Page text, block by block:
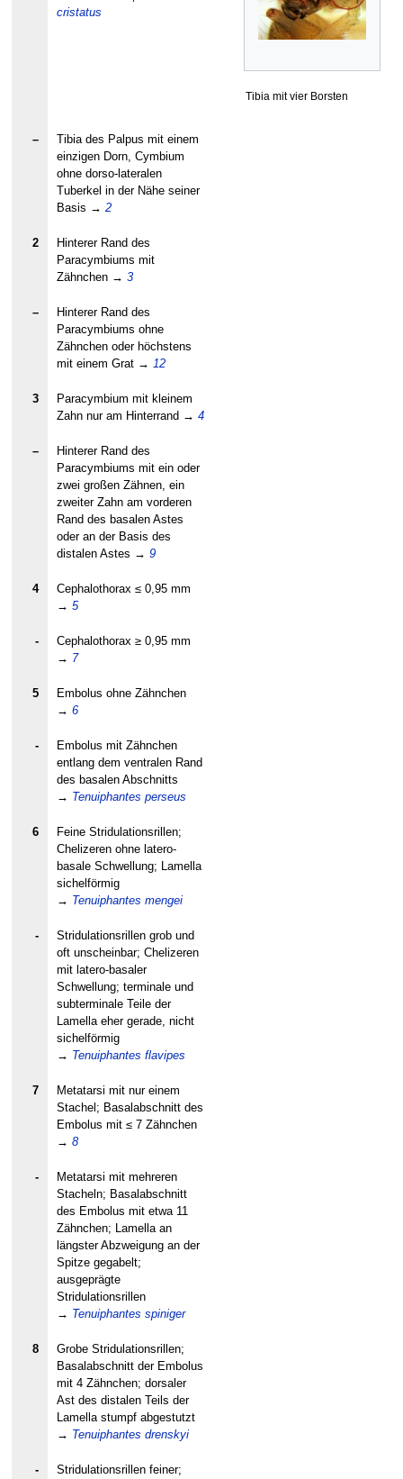
cristatus
Tibia mit vier Borsten
–
Tibia des Palpus mit einem
einzigen Dorn, Cymbium
ohne dorso-lateralen
Tuberkel in der Nähe seiner
Basis → 2
2
Hinterer Rand des
Paracymbiums mit
Zähnchen → 3
–
Hinterer Rand des
Paracymbiums ohne
Zähnchen oder höchstens
mit einem Grat → 12
3
Paracymbium mit kleinem
Zahn nur am Hinterrand → 4
–
Hinterer Rand des
Paracymbiums mit ein oder
zwei großen Zähnen, ein
zweiter Zahn am vorderen
Rand des basalen Astes
oder an der Basis des
distalen Astes → 9
4
Cephalothorax ≤ 0,95 mm
→ 5
-
Cephalothorax ≥ 0,95 mm
→ 7
5
Embolus ohne Zähnchen
→ 6
-
Embolus mit Zähnchen
entlang dem ventralen Rand
des basalen Abschnitts
→ Tenuiphantes perseus
6
Feine Stridulationsrillen;
Chelizeren ohne latero-
basale Schwellung; Lamella
sichelförmig
→ Tenuiphantes mengei
-
Stridulationsrillen grob und
oft unscheinbar; Chelizeren
mit latero-basaler
Schwellung; terminale und
subterminale Teile der
Lamella eher gerade, nicht
sichelförmig
→ Tenuiphantes flavipes
7
Metatarsi mit nur einem
Stachel; Basalabschnitt des
Embolus mit ≤ 7 Zähnchen
→ 8
-
Metatarsi mit mehreren
Stacheln; Basalabschnitt
des Embolus mit etwa 11
Zähnchen; Lamella an
längster Abzweigung an der
Spitze gegabelt;
ausgeprägte
Stridulationsrillen
→ Tenuiphantes spiniger
8
Grobe Stridulationsrillen;
Basalabschnitt der Embolus
mit 4 Zähnchen; dorsaler
Ast des distalen Teils der
Lamella stumpf abgestutzt
→ Tenuiphantes drenskyi
-
Stridulationsrillen feiner;